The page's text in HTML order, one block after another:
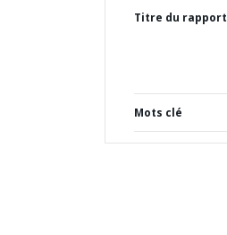
Titre du rapport
Mots clé